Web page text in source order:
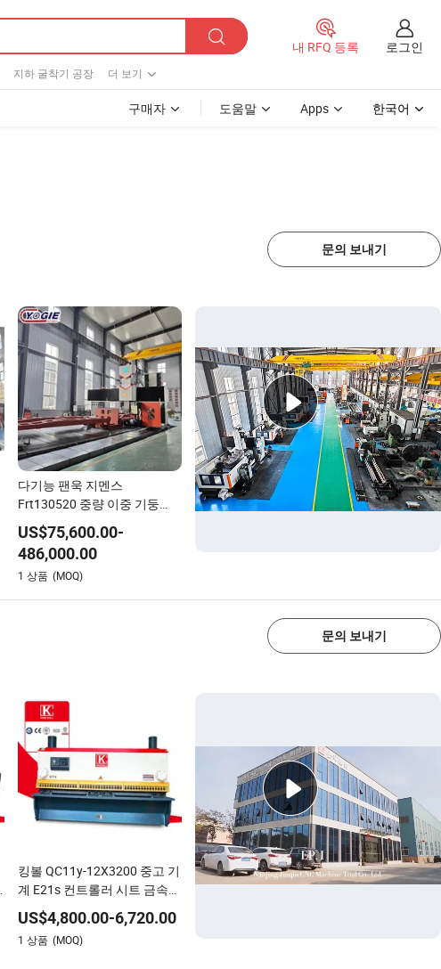
지하 굴착기 공장 더 보기
내 RFQ 등록 로그인
구매자 도움말 Apps 한국어
문의 보내기
다기능 팬욱 지멘스
Frt130520 중량 이중 기둥
CNC 밀링 머신 CNC 간트리 가
공 센터 간트리 밀링 머신
US$75,600.00-
486,000.00
1 상품 (MOQ)
문의 보내기
킹볼 QC11y-12X3200 중고 기
계 E21s 컨트롤러 시트 금속
스윙 빔 전단기 CNC 레이저 절
단기 유압 절단기 절단 기계
US$4,800.00-6,720.00
1 상품 (MOQ)